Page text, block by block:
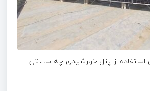
استفاده از پنل خورشیدی چه ساعتی